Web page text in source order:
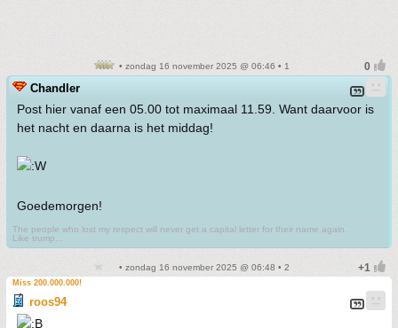
• zondag 16 november 2025 @ 06:46 • 1
Chandler
Post hier vanaf een 05.00 tot maximaal 11.59. Want daarvoor is
het nacht en daarna is het middag!
Goedemorgen!
The people who lost my respect will never get a capital letter for their name again.
Like trump...
• zondag 16 november 2025 @ 06:48 • 2
Miss 200.000.000!
roos94